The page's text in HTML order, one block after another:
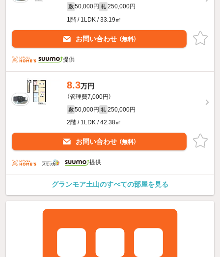
敷 50,000円 礼 250,000円
1階 / 1LDK / 33.19㎡
お問い合わせ （無料）
提供
8.3万円
（管理費7,000円）
敷 50,000円 礼 250,000円
2階 / 1LDK / 42.38㎡
お問い合わせ （無料）
提供
グランモア土山のすべての部屋を見る